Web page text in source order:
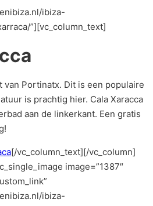
ibiza-
”][vc_column_text]
van Portinatx. Dit is een populaire
is prachtig hier. Cala Xaracca
aan de linkerkant. Een gratis
[/vc_column_text][/vc_column]
image=”1387″
ibiza-